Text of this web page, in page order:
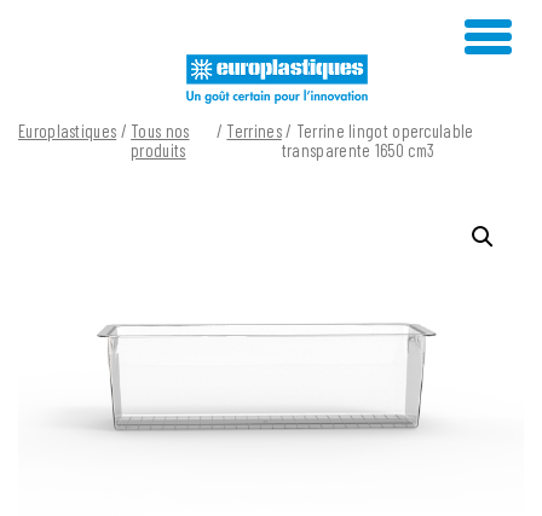
Europlastiques / Tous nos
produits
/ Terrines/ Terrine lingot operculable
transparente 1650 cm3